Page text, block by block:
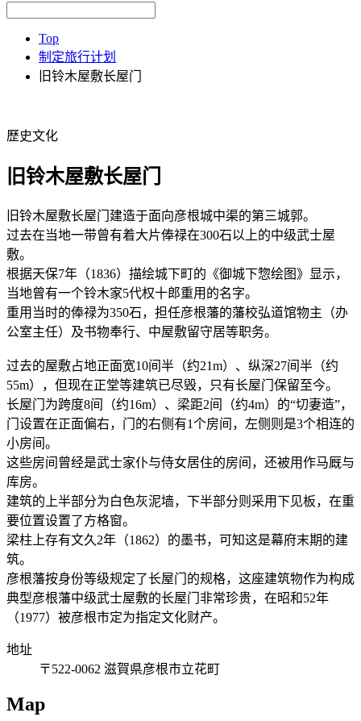
Top
制定旅行计划
旧铃木屋敷长屋门
歷史文化
旧铃木屋敷长屋门
旧铃木屋敷长屋门建造于面向彦根城中渠的第三城郭。
过去在当地一带曾有着大片俸禄在300石以上的中级武士屋
敷。
根据天保7年（1836）描绘城下町的《御城下惣绘图》显示，
当地曾有一个铃木家5代权十郎重用的名字。
重用当时的俸禄为350石，担任彦根藩的藩校弘道馆物主（办
公室主任）及书物奉行、中屋敷留守居等职务。
过去的屋敷占地正面宽10间半（约21m）、纵深27间半（约
55m），但现在正堂等建筑已尽毁，只有长屋门保留至今。
长屋门为跨度8间（约16m）、梁距2间（约4m）的“切妻造”，
门设置在正面偏右，门的右侧有1个房间，左侧则是3个相连的
小房间。
这些房间曾经是武士家仆与侍女居住的房间，还被用作马厩与
库房。
建筑的上半部分为白色灰泥墙，下半部分则采用下见板，在重
要位置设置了方格窗。
梁柱上存有文久2年（1862）的墨书，可知这是幕府末期的建
筑。
彦根藩按身份等级规定了长屋门的规格，这座建筑物作为构成
典型彦根藩中级武士屋敷的长屋门非常珍贵，在昭和52年
（1977）被彦根市定为指定文化财产。
地址
〒522-0062 滋賀県彦根市立花町
Map